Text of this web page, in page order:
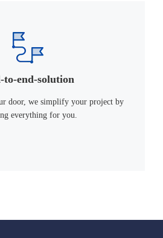
to-end-solution
door, we simplify your project by
everything for you.